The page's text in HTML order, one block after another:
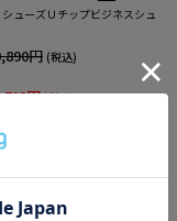
シューズＵチップビジネスシュ
円 (税込)
円 (税込)
4.0（1）